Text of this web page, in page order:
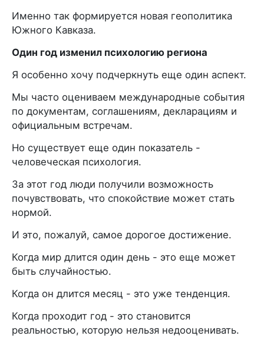
Именно так формируется новая геополитика
Южного Кавказа.
Один год изменил психологию региона
Я особенно хочу подчеркнуть еще один аспект.
Мы часто оцениваем международные события
по документам, соглашениям, декларациям и
официальным встречам.
Но существует еще один показатель -
человеческая психология.
За этот год люди получили возможность
почувствовать, что спокойствие может стать
нормой.
И это, пожалуй, самое дорогое достижение.
Когда мир длится один день - это еще может
быть случайностью.
Когда он длится месяц - это уже тенденция.
Когда проходит год - это становится
реальностью, которую нельзя недооценивать.